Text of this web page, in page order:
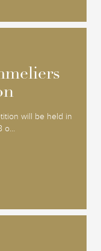
will be held in
o...